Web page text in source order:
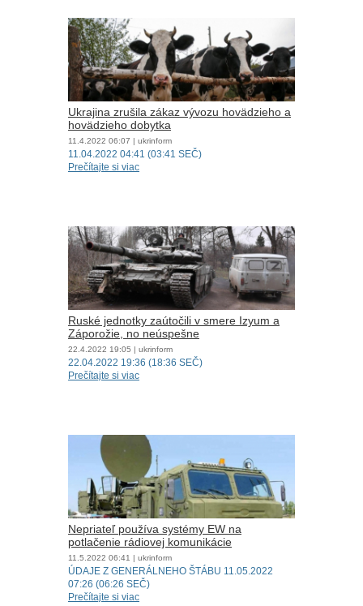
Ukrajina zrušila zákaz vývozu hovädzieho a
hovädzieho dobytka
11.4.2022 06:07 | ukrinform
11.04.2022 04:41 (03:41 SEČ)
Prečítajte si viac
Ruské jednotky zaútočili v smere Izyum a
Záporožie, no neúspešne
22.4.2022 19:05 | ukrinform
22.04.2022 19:36 (18:36 SEČ)
Prečítajte si viac
Nepriateľ používa systémy EW na
potlačenie rádiovej komunikácie
11.5.2022 06:41 | ukrinform
ÚDAJE Z GENERÁLNEHO ŠTÁBU 11.05.2022
07:26 (06:26 SEČ)
Prečítajte si viac